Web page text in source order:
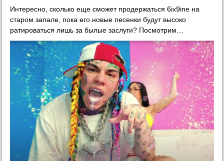
Интересно, сколько еще сможет продержаться 6ix9ine на
старом запале, пока его новые песенки будут высоко
ратироваться лишь за былые заслуги? Посмотрим…